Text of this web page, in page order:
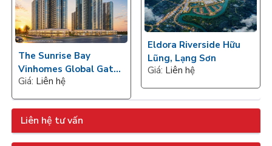
The Sunrise Bay
Vinhomes Global Gate
Hạ Long
Giá: Liên hệ
Eldora Riverside Hữu
Lũng, Lạng Sơn
Giá: Liên hệ
Liên hệ tư vấn